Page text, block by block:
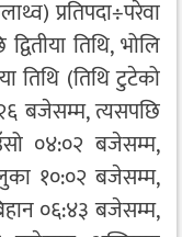
प्रतिपदा÷परेवा
तिथि, भोलि
तिथि (तिथि टुटेको
बजेसम्म, त्यसपछि
०४:०२ बजेसम्म,
१०:०२ बजेसम्म,
०६:४३ बजेसम्म,